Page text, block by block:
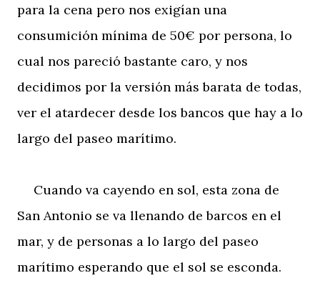
para la cena pero nos exigían una
consumición mínima de 50€ por persona, lo
cual nos pareció bastante caro, y nos
decidimos por la versión más barata de todas,
ver el atardecer desde los bancos que hay a lo
largo del paseo marítimo.
Cuando va cayendo en sol, esta zona de
San Antonio se va llenando de barcos en el
mar, y de personas a lo largo del paseo
marítimo esperando que el sol se esconda.